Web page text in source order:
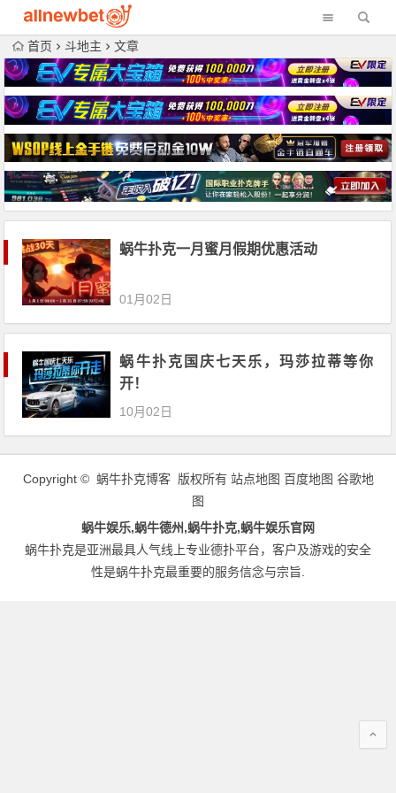
首页 斗地主 文章
蜗牛扑克一月蜜月假期优惠活动
01月02日
蜗牛扑克国庆七天乐，玛莎拉蒂等你
开！
10月02日
Copyright © 蜗牛扑克博客 版权所有 站点地图 百度地图 谷歌地
图
蜗牛娱乐,蜗牛德州,蜗牛扑克,蜗牛娱乐官网
蜗牛扑克是亚洲最具人气线上专业德扑平台，客户及游戏的安全
性是蜗牛扑克最重要的服务信念与宗旨.